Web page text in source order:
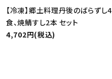
【冷凍】郷土料理丹後のばらずし4
食、焼鯖すし2本 セット
4,702円(税込)